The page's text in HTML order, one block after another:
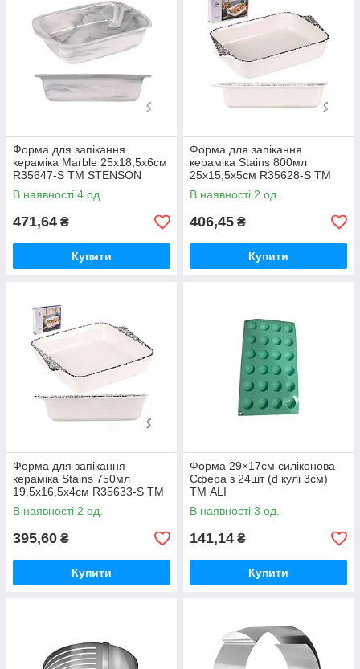
Форма для запікання
кераміка Marble 25х18,5х6см
R35647-S ТМ STENSON
В наявності 4 од.
471,64 ₴
Купити
Форма для запікання
кераміка Stains 800мл
25х15,5х5см R35628-S ТМ
STENSON
В наявності 2 од.
406,45 ₴
Купити
Форма для запікання
кераміка Stains 750мл
19,5х16,5х4см R35633-S ТМ
STENSON
В наявності 2 од.
395,60 ₴
Купити
Форма 29×17см силіконова
Сфера з 24шт (d кулі 3см)
ТМ ALI
В наявності 3 од.
141,14 ₴
Купити